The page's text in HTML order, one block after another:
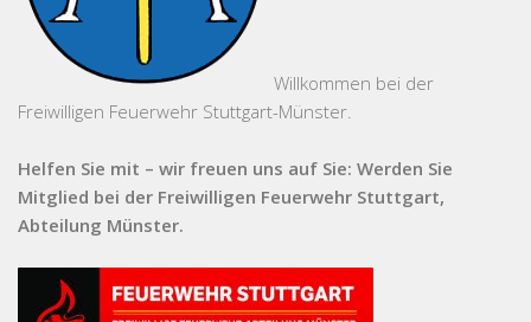
Willkommen bei der
Freiwilligen Feuerwehr Stuttgart-Münster.
Helfen Sie mit – wir freuen uns auf Sie: Werden Sie
Mitglied bei der Freiwilligen Feuerwehr Stuttgart,
Abteilung Münster.